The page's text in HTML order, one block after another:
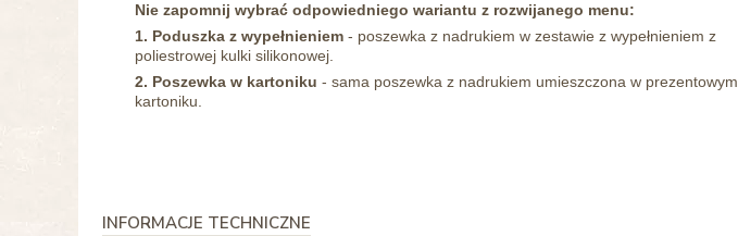
Nie zapomnij wybrać odpowiedniego wariantu z rozwijanego menu:
1. Poduszka z wypełnieniem - poszewka z nadrukiem w zestawie z wypełnieniem z
poliestrowej kulki silikonowej.
2. Poszewka w kartoniku - sama poszewka z nadrukiem umieszczona w prezentowym
kartoniku.
INFORMACJE TECHNICZNE